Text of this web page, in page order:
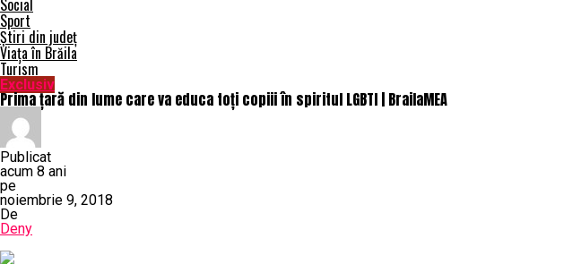
Social
Sport
Știri din județ
Viața în Brăila
Turism
Exclusiv
Prima țară din lume care va educa toți copiii în spiritul LGBTI | BrailaMEA
Publicat
acum 8 ani
pe
noiembrie 9, 2018
De
Deny